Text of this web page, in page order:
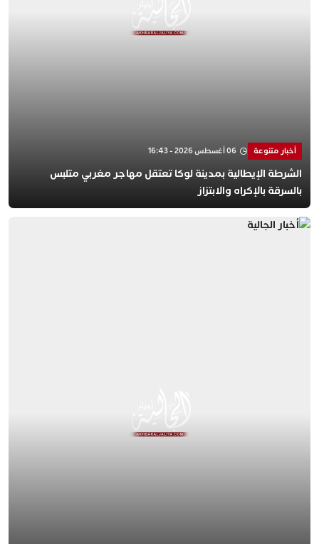
أخبار متنوعة 06 أغسطس 2026 - 16:43
الشرطة الإيطالية بمدينة لوكا تعتقل مهاجر مغربي متلبس
بالسرقة بالإكراه والابتزاز